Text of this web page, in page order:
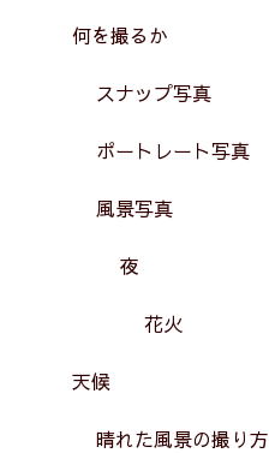
何を撮るか
スナップ写真
ポートレート写真
風景写真
夜
花火
天候
晴れた風景の撮り方